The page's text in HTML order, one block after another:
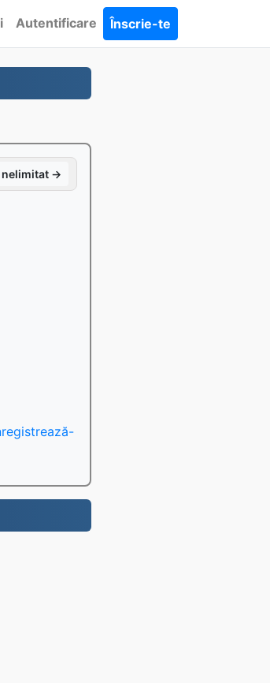
Autentificare Înscrie-te
nelimitat →